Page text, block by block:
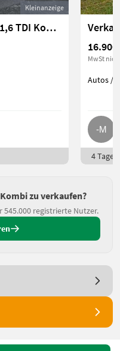
Kleinanzeige
VW Golf Variant Comfortline 1,6 TDI Kombi, Family Van (Golf Variant Comfortline 1,6 TDI)
16.900
MwSt
Autos /
4 Tage
zu verkaufen?
registrierte Nutzer.